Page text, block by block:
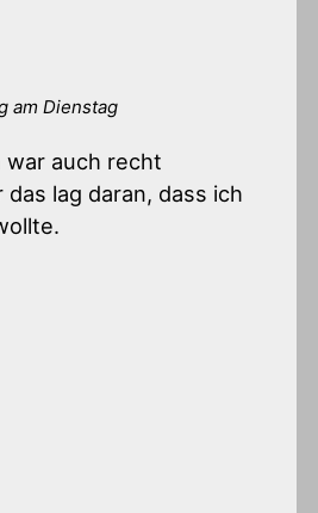
am Dienstag
war auch recht
lag daran, dass ich